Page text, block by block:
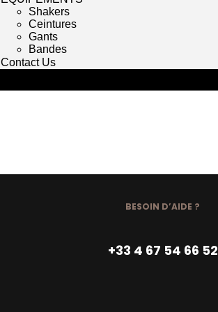
Shakers
Ceintures
Gants
Bandes
Contact Us
BESOIN D’AIDE ?
+33 4 67 54 66 52